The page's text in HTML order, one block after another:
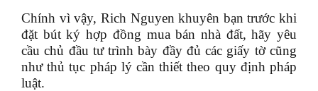
Chính vì vậy, Rich Nguyen khuyên bạn trước khi
đặt bút ký hợp đồng mua bán nhà đất, hãy yêu
cầu chủ đầu tư trình bày đầy đủ các giấy tờ cũng
như thủ tục pháp lý cần thiết theo quy định pháp
luật.